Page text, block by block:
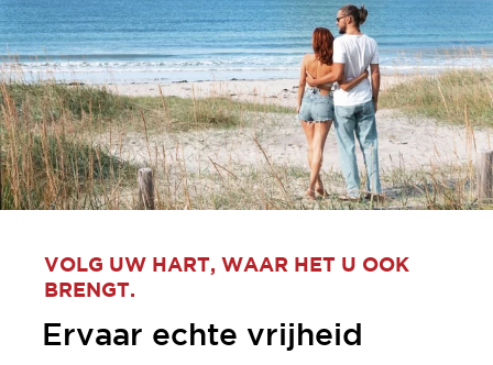
VOLG UW HART, WAAR HET U OOK
BRENGT.
Ervaar echte vrijheid